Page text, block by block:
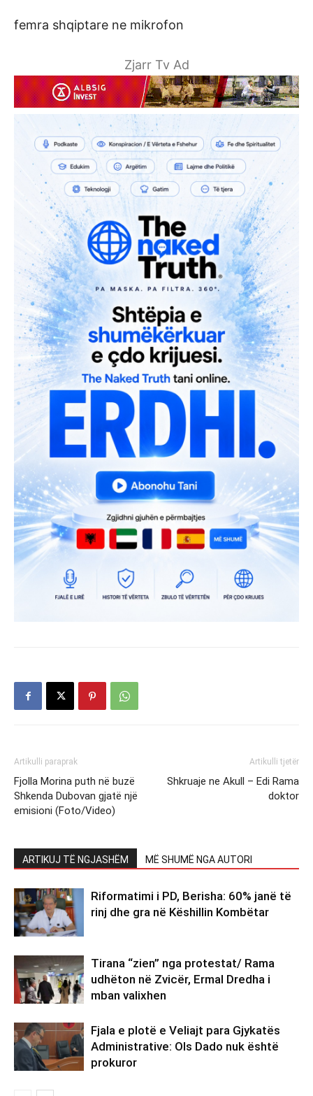
femra shqiptare ne mikrofon
Zjarr Tv Ad
Artikulli paraprak
Fjolla Morina puth në buzë
Shkenda Dubovan gjatë një
emisioni (Foto/Video)
Artikulli tjetër
Shkruaje ne Akull – Edi Rama
doktor
ARTIKUJ TË NGJASHËM MË SHUMË NGA AUTORI
Riformatimi i PD, Berisha: 60% janë të
rinj dhe gra në Këshillin Kombëtar
Tirana “zien” nga protestat/ Rama
udhëton në Zvicër, Ermal Dredha i
mban valixhen
Fjala e plotë e Veliajt para Gjykatës
Administrative: Ols Dado nuk është
prokuror